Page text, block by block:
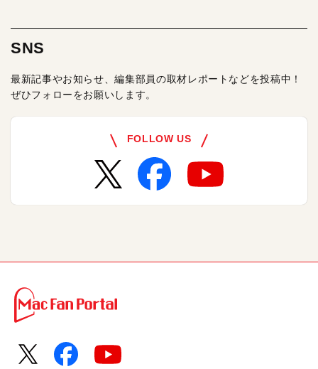
SNS
最新記事やお知らせ、編集部員の取材レポートなどを投稿中！
ぜひフォローをお願いします。
FOLLOW US